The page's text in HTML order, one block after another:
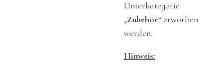
Unterkategorie
„Zubehör“ erworben
werden.
Hinweis: